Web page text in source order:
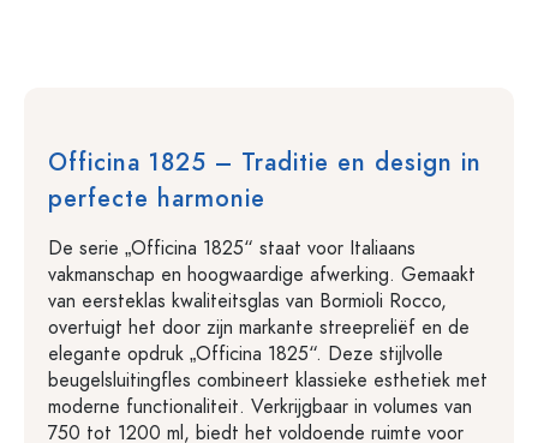
Officina 1825 – Traditie en design in
perfecte harmonie
De serie „Officina 1825“ staat voor Italiaans
vakmanschap en hoogwaardige afwerking. Gemaakt
van eersteklas kwaliteitsglas van Bormioli Rocco,
overtuigt het door zijn markante streepreliëf en de
elegante opdruk „Officina 1825“. Deze stijlvolle
beugelsluitingfles combineert klassieke esthetiek met
moderne functionaliteit. Verkrijgbaar in volumes van
750 tot 1200 ml, biedt het voldoende ruimte voor